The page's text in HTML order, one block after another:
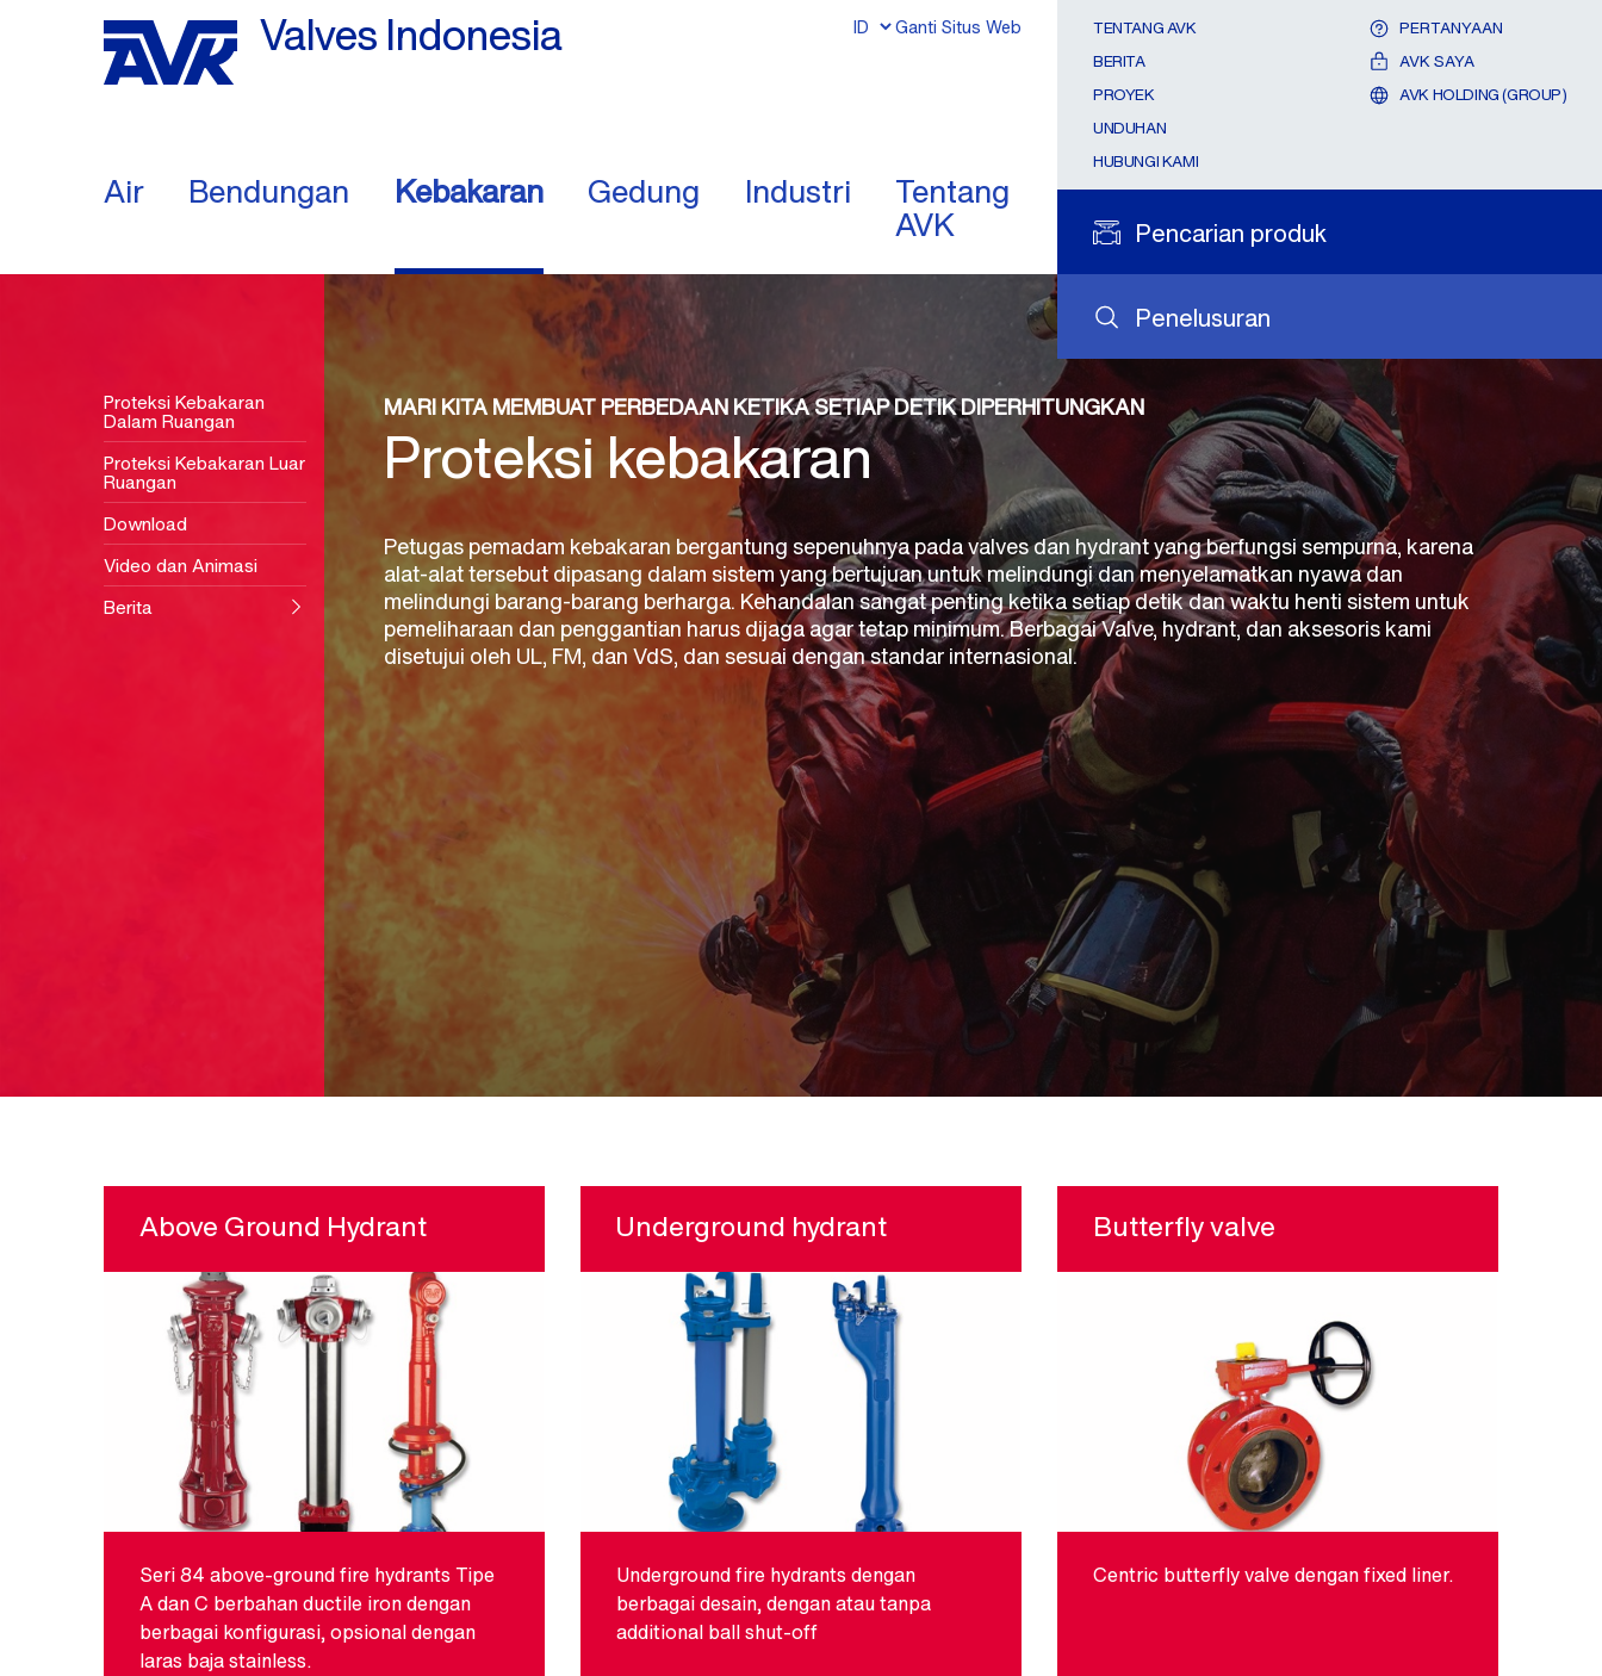
Valves Indonesia
Air Bendungan Kebakaran Gedung Industri Tentang
AVK
Penelusuran
Pencarian produk
TENTANG AVK
BERITA
PROYEK
UNDUHAN
HUBUNGI KAMI
PERTANYAAN
AVK SAYA
AVK HOLDING (GROUP)
Ganti Situs Web
Proteksi Kebakaran
Dalam Ruangan
Proteksi Kebakaran Luar
Ruangan
Download
Video dan Animasi
Berita
MARI KITA MEMBUAT PERBEDAAN KETIKA SETIAP DETIK DIPERHITUNGKAN
Proteksi kebakaran
Petugas pemadam kebakaran bergantung sepenuhnya pada valves dan hydrant yang berfungsi sempurna, karena
alat-alat tersebut dipasang dalam sistem yang bertujuan untuk melindungi dan menyelamatkan nyawa dan
melindungi barang-barang berharga. Kehandalan sangat penting ketika setiap detik dan waktu henti sistem untuk
pemeliharaan dan penggantian harus dijaga agar tetap minimum. Berbagai Valve, hydrant, dan aksesoris kami
disetujui oleh UL, FM, dan VdS, dan sesuai dengan standar internasional.
Above Ground Hydrant
Seri 84 above-ground fire hydrants Tipe
A dan C berbahan ductile iron dengan
berbagai konfigurasi, opsional dengan
laras baja stainless.
Underground hydrant
Underground fire hydrants dengan
berbagai desain, dengan atau tanpa
additional ball shut-off
Butterfly valve
Centric butterfly valve dengan fixed liner.